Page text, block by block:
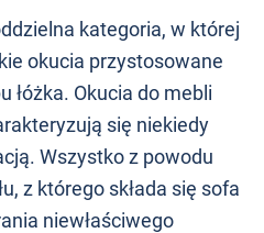
kategoria, w której
okucia przystosowane
łóżka. Okucia do mebli
się niekiedy
Wszystko z powodu
z którego składa się sofa
niewłaściwego